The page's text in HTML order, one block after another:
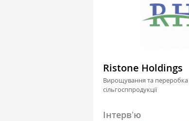
Ristone Holdings
Вирощування та переробка
сільгосппродукції
Інтервʼю